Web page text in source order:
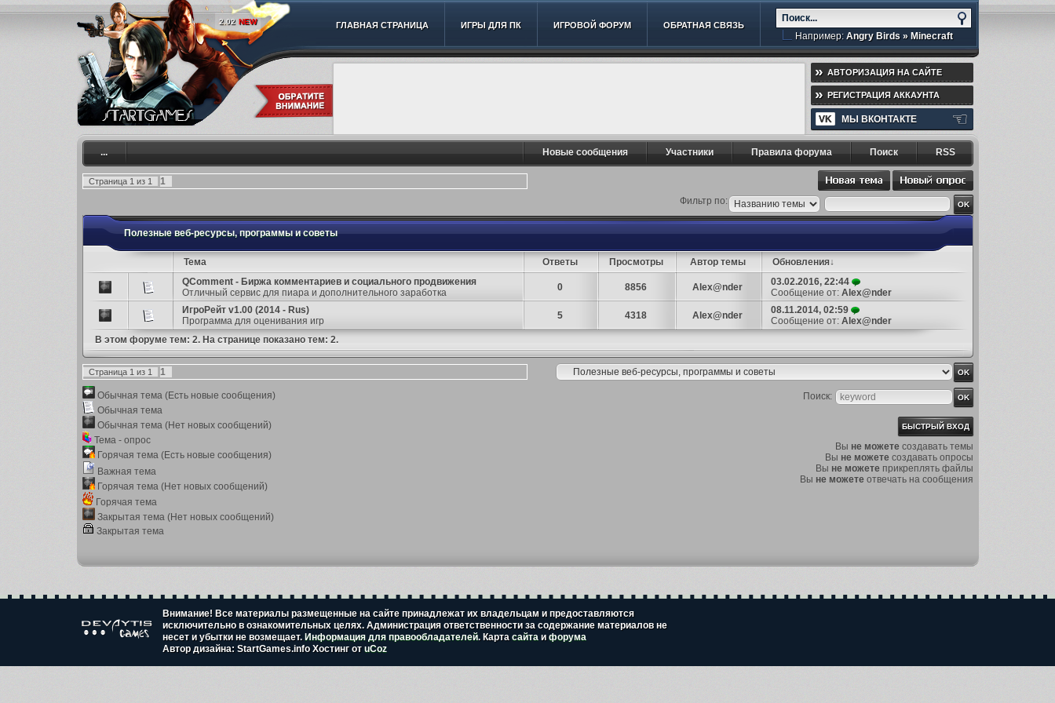
2.02 NEW
Например: Angry Birds» Minecraft
ГЛАВНАЯ СТРАНИЦА ИГРЫ ДЛЯ ПК ИГРОВОЙ ФОРУМ ОБРАТНАЯ СВЯЗЬ
» АВТОРИЗАЦИЯ НА САЙТЕ
» РЕГИСТРАЦИЯ АККАУНТА
VK МЫ ВКОНТАКТЕ ☜
... Новые сообщения Участники Правила форума Поиск RSS
Страница 1 из 1
1
Фильтр по:
Полезные веб-ресурсы, программы и советы
Тема Ответы Просмотры Автор темы Обновления↓
QComment - Биржа комментариев и социального продвижения
Отличный сервис для пиара и дополнительного заработка
0 8856 Alex@nder
03.02.2016, 22:44
Сообщение от: Alex@nder
ИгроРейт v1.00 (2014 - Rus)
Программа для оценивания игр
5 4318 Alex@nder
08.11.2014, 02:59
Сообщение от: Alex@nder
В этом форуме тем: 2. На странице показано тем: 2.
Страница 1 из 1 1
Обычная тема (Есть новые сообщения)
Обычная тема
Обычная тема (Нет новых сообщений)
Тема - опрос
Горячая тема (Есть новые сообщения)
Важная тема
Горячая тема (Нет новых сообщений)
Горячая тема
Закрытая тема (Нет новых сообщений)
Закрытая тема
Поиск:
Вы не можете создавать темы
Вы не можете создавать опросы
Вы не можете прикреплять файлы
Вы не можете отвечать на сообщения
Внимание! Все материалы размещенные на сайте принадлежат их владельцам и предоставляются
исключительно в ознакомительных целях. Администрация ответственности за содержание материалов не
несет и убытки не возмещает. Информация для правообладателей. Карта сайтаи форума
Автор дизайна: StartGames.infoХостинг от uCoz